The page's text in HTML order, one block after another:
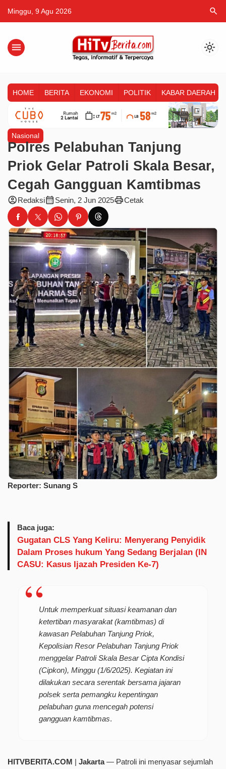
Minggu, 9 Agu 2026 search
menu light_mode
HOME BERITA EKONOMI POLITIK KABAR DAERAH
Nasional
Polres Pelabuhan Tanjung
Priok Gelar Patroli Skala Besar,
Cegah Gangguan Kamtibmas
account_circleRedaksicalendar_month Senin, 2 Jun 2025printCetak
Reporter: Sunang S
Baca juga:
Gugatan CLS Yang Keliru: Menyerang Penyidik
Dalam Proses hukum Yang Sedang Berjalan (IN
CASU: Kasus Ijazah Presiden Ke-7)
Untuk memperkuat situasi keamanan dan
ketertiban masyarakat (kamtibmas) di
kawasan Pelabuhan Tanjung Priok,
Kepolisian Resor Pelabuhan Tanjung Priok
menggelar Patroli Skala Besar Cipta Kondisi
(Cipkon), Minggu (1/6/2025). Kegiatan ini
dilakukan secara serentak bersama jajaran
polsek serta pemangku kepentingan
pelabuhan guna mencegah potensi
gangguan kamtibmas.
HITVBERITA.COM | Jakarta— Patroli ini menyasar sejumlah